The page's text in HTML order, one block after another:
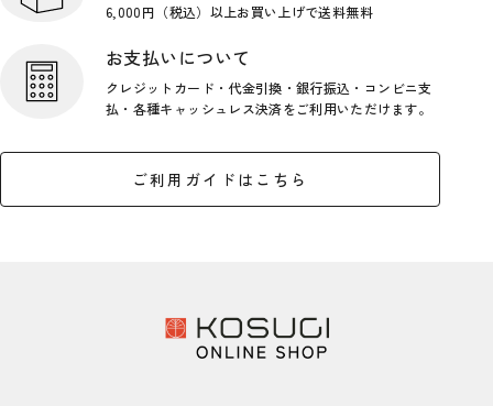
6,000円（税込）以上お買い上げで送料無料
お支払いについて
クレジットカード・代金引換・銀行振込・コンビニ支
払・各種キャッシュレス決済をご利用いただけます。
ご利用ガイドはこちら